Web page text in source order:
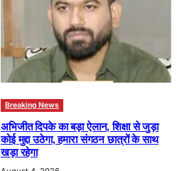
Breaking News
अभिजीत दिपके का बड़ा ऐलान, शिक्षा से जुड़ा
कोई मुद्दा उठेगा, हमारा संगठन छात्रों के साथ
खड़ा रहेगा